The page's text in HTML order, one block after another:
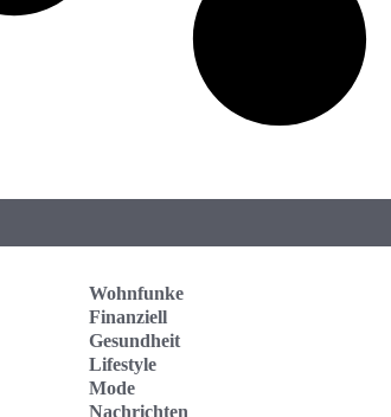
Wohnfunke
Finanziell
Gesundheit
Lifestyle
Mode
Nachrichten